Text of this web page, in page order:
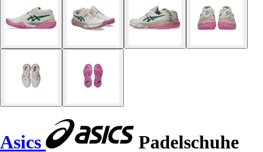
Asics
Padelschuhe